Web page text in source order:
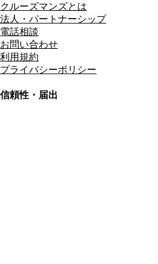
クルーズマンズとは
法人・パートナーシップ
電話相談
お問い合わせ
利用規約
プライバシーポリシー
信頼性・届出